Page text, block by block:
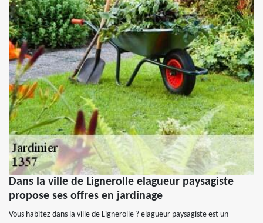
Dans la ville de Lignerolle elagueur paysagiste
propose ses offres en jardinage
Vous habitez dans la ville de Lignerolle ? elagueur paysagiste est un